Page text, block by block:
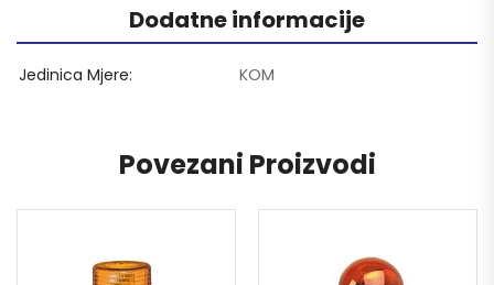
Dodatne informacije
Jedinica Mjere KOM
Povezani Proizvodi